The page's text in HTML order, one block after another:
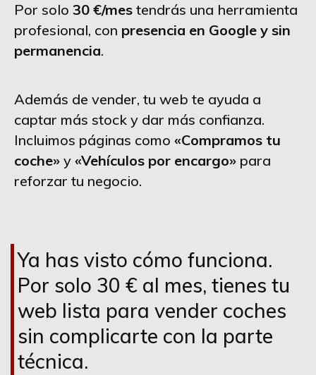
Por solo 30 €/mes tendrás una herramienta
profesional, con presencia en Google y sin
permanencia.
Además de vender, tu web te ayuda a
captar más stock y dar más confianza.
Incluimos páginas como «Compramos tu
coche» y «Vehículos por encargo» para
reforzar tu negocio.
Ya has visto cómo funciona.
Por solo 30 € al mes, tienes tu
web lista para vender coches
sin complicarte con la parte
técnica.